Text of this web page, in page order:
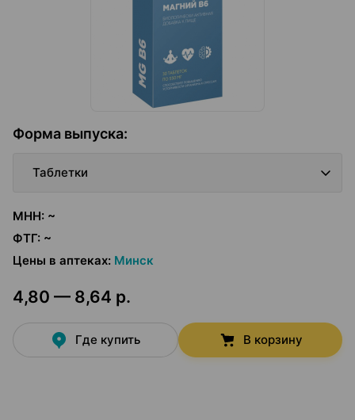
Форма выпуска:
Таблетки
МНН: ~
ФТГ: ~
Цены в аптеках: Минск
4,80 — 8,64 р.
Где купить В корзину